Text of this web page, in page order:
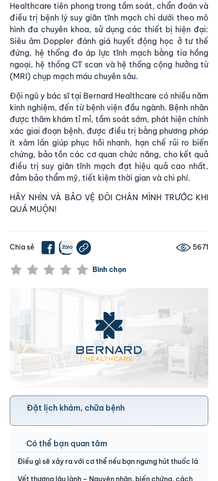
Healthcare tiên phong trong tầm soát, chẩn đoán và
điều trị bệnh lý suy giãn tĩnh mạch chi dưới theo mô
hình đa chuyên khoa, sử dụng các thiết bị hiện đại:
Siêu âm Doppler đánh giá huyết động học ở tư thế
đứng, hệ thống đo áp lực tĩnh mạch bằng tia hồng
ngoại, hệ thống CT scan và hệ thống cộng hưởng từ
(MRI) chụp mạch máu chuyên sâu.
Đội ngũ y bác sĩ tại Bernard Healthcare có nhiều năm
kinh nghiệm, đến từ bệnh viện đầu ngành. Bệnh nhân
được thăm khám tỉ mỉ, tầm soát sớm, phát hiện chính
xác giai đoạn bệnh, được điều trị bằng phương pháp
ít xâm lấn giúp phục hồi nhanh, hạn chế rủi ro biến
chứng, bảo tồn các cơ quan chức năng, cho kết quả
điều trị suy giãn tĩnh mạch đạt hiệu quả cao nhất,
đảm bảo thẩm mỹ, tiết kiệm thời gian và chi phí.
HÃY NHÌN VÀ BẢO VỆ ĐÔI CHÂN MÌNH TRƯỚC KHI
QUÁ MUỘN!
Chia sẻ 5671
Bình chọn
Đặt lịch khám, chữa bệnh
Có thể bạn quan tâm
Điều gì sẽ xảy ra với cơ thể nếu bạn ngưng hút thuốc lá
Vết thương lâu lành – Nguyên nhân, biến chứng, cách